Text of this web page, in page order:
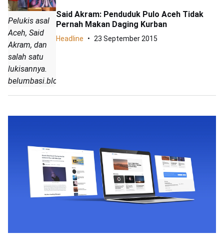
Pelukis asal
Aceh, Said
Akram, dan
salah satu
lukisannya.
belumbasi.blogspot.com
Said Akram: Penduduk Pulo Aceh Tidak
Pernah Makan Daging Kurban
Headline 23 September 2015